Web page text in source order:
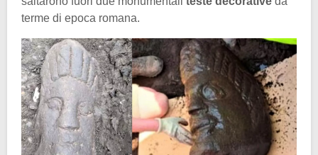
terme di epoca romana.